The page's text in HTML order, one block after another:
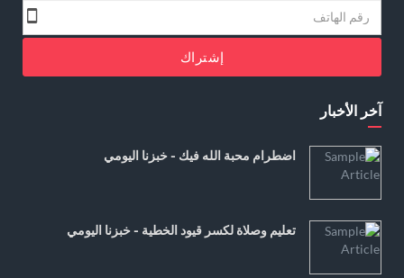
إشتراك
آخر الأخبار
اضطرام محبة الله فيك - خبزنا اليومي
تعليم وصلاة لكسر قيود الخطية - خبزنا اليومي